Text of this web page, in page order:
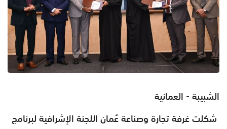
الشبيبة - العمانية
شكلت غرفة تجارة وصناعة عُمان اللجنة الإشرافية لبرنامج